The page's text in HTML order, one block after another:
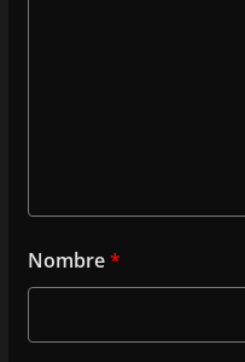
Nombre*